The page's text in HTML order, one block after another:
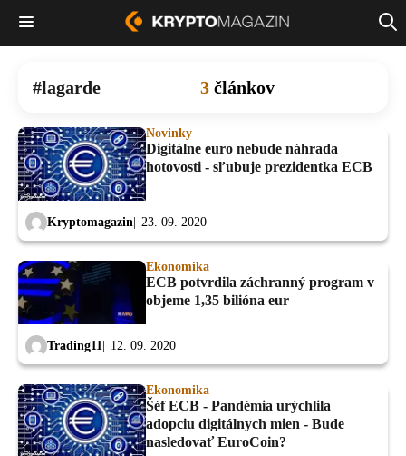
lagarde 3 článkov
Novinky
Digitálne euro nebude náhrada
hotovosti - sľubuje prezidentka ECB
Kryptomagazin 23. 09. 2020
Ekonomika
ECB potvrdila záchranný program v
objeme 1,35 bilióna eur
Trading11 12. 09. 2020
Ekonomika
Šéf ECB - Pandémia urýchlila
adopciu digitálnych mien - Bude
nasledovať EuroCoin?